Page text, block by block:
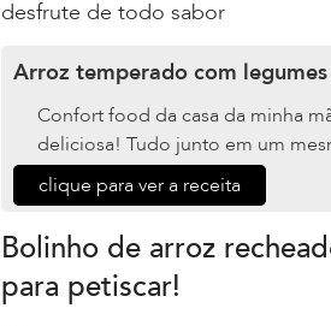
desfrute de todo sabor
Arroz temperado com
Confort food da casa da minha
deliciosa! Tudo junto em um
clique para ver a receita
Bolinho de arroz
para petiscar!